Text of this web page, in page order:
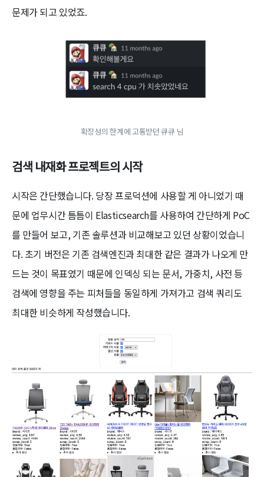
문제가 되고 있었죠.
확장성의 한계에 고통받던 큐큐 님
검색 내재화 프로젝트의 시작
시작은 간단했습니다. 당장 프로덕션에 사용할 게 아니었기 때
문에 업무시간 틈틈이 Elasticsearch를 사용하여 간단하게 PoC
를 만들어 보고, 기존 솔루션과 비교해보고 있던 상황이었습니
다. 초기 버전은 기존 검색엔진과 최대한 같은 결과가 나오게 만
드는 것이 목표였기 때문에 인덱싱 되는 문서, 가중치, 사전 등
검색에 영향을 주는 피처들을 동일하게 가져가고 검색 쿼리도
최대한 비슷하게 작성했습니다.